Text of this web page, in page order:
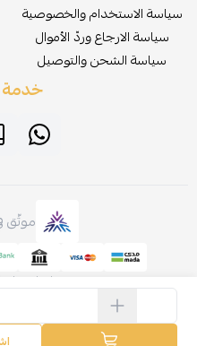
سياسة الاستخدام والخصوصية
سياسة الارجاع وردّ الأموال
سياسة الشحن والتوصيل
خدمة
موثّق
صنع بإتقان على |